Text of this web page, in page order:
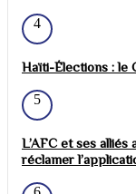
4
Haïti-Élections : le
5
L’AFC et ses
réclamer